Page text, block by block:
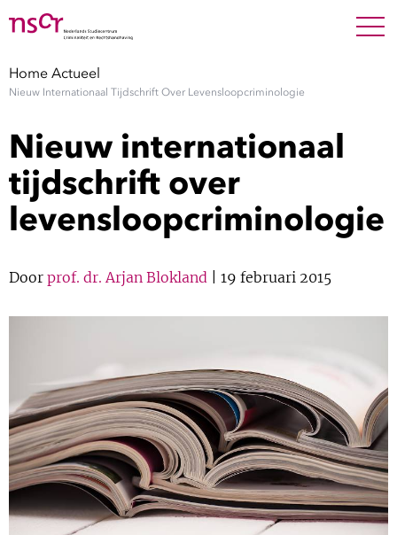
Medewerkers
Factsheets
Over NSCR
Contact
Uitgelicht
Cursus Show
BLOG
Home Actueel
Nieuw Internationaal Tijdschrift Over Levensloopcriminologie
Nieuw internationaal
tijdschrift over
levensloopcriminologie
Door prof. dr. Arjan Blokland | 19 februari 2015